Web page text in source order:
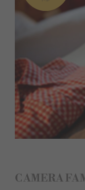
Wi-Fi
Minibar
Asciugacapelli
Accappatoio e
Pulizia
Pavimento in
Animali
CAMERA